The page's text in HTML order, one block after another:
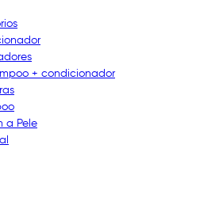
+ condicionador
a Pele